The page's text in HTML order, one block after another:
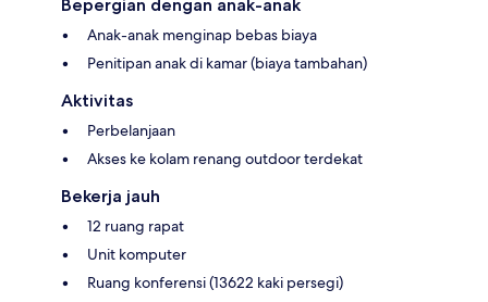
Bepergian dengan anak-anak
Anak-anak menginap bebas biaya
Penitipan anak di kamar (biaya tambahan)
Aktivitas
Perbelanjaan
Akses ke kolam renang outdoor terdekat
Bekerja jauh
12 ruang rapat
Unit komputer
Ruang konferensi (13622 kaki persegi)